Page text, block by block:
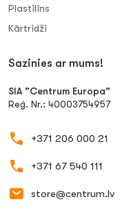
Plastilīns
Kārtridži
Sazinies ar mums!
SIA "Centrum Europa"
Reģ. Nr.: 40003754957
+371 206 000 21
+371 67 540 111
store@centrum.lv